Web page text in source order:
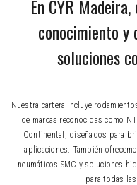
En CYR
conocimiento
soluciones
Nuestra cartera incluye
de marcas reconocidas como
Continental, diseñados para
aplicaciones. También
neumáticos SMC y soluciones
para todas